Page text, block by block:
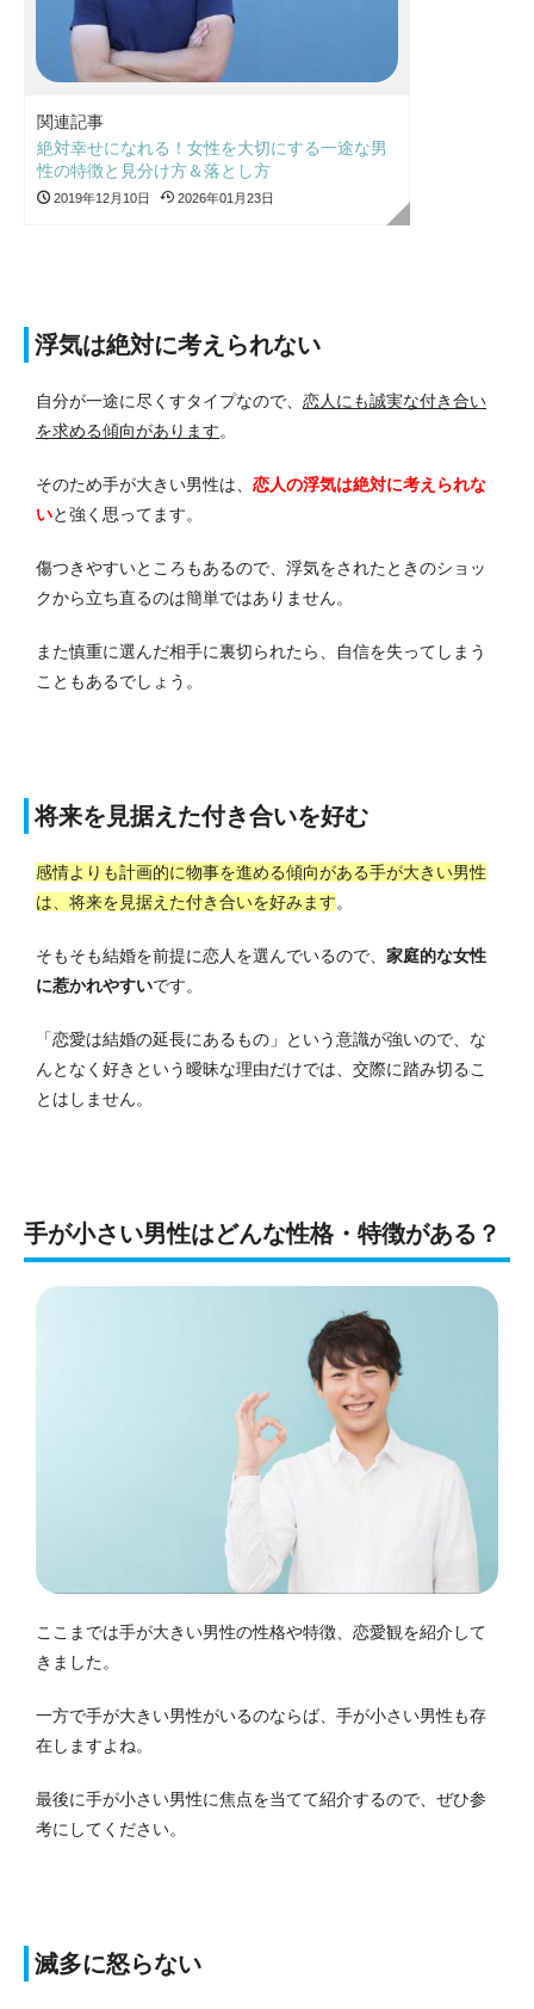
関連記事
絶対幸せになれる！女性を大切にする一途な男
性の特徴と見分け方＆落とし方
2019年12月10日 2026年01月23日
浮気は絶対に考えられない
自分が一途に尽くすタイプなので、 恋人にも誠実な付き合い
を求める傾向があります。
そのため手が大きい男性は、 恋人の浮気は絶対に考えられな
いと強く思ってます。
傷つきやすいところもあるので、浮気をされたときのショッ
クから立ち直るのは簡単ではありません。
また慎重に選んだ相手に裏切られたら、自信を失ってしまう
こともあるでしょう。
将来を見据えた付き合いを好む
感情よりも計画的に物事を進める傾向がある手が大きい男性
は、将来を見据えた付き合いを好みます。
そもそも結婚を前提に恋人を選んでいるので、 家庭的な女性
に惹かれやすいです。
「恋愛は結婚の延長にあるもの」という意識が強いので、な
んとなく好きという曖昧な理由だけでは、交際に踏み切るこ
とはしません。
手が小さい男性はどんな性格・特徴がある？
ここまでは手が大きい男性の性格や特徴、恋愛観を紹介して
きました。
一方で手が大きい男性がいるのならば、手が小さい男性も存
在しますよね。
最後に手が小さい男性に焦点を当てて紹介するので、ぜひ参
考にしてください。
滅多に怒らない